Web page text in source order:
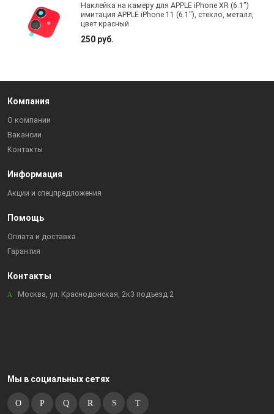
Наклейка на камеру для APPLE iPhone XR (6.1")
имитация APPLE iPhone 11 (6.1"), стекло, металл,
цвет красный
250 руб.
Компания
О компании
Вакансии
Контакты
Информация
Акции и спецпредложения
Помощь
Оплата и доставка
Гарантия
Контакты
Москва, ул. Краснодонская, 2к3 подъезд 2
Мы в социальных сетях